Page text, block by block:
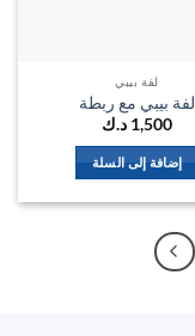
لفة بيبي
لفة بيبي مع ربطة
1,500 د.ك
إضافة إلى السلة